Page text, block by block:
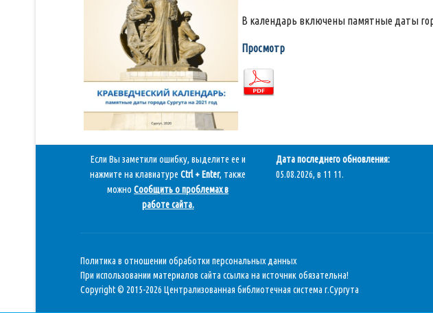
В календарь включены памятные даты
Просмотр
Если Вы заметили ошибку, выделите ее и
нажмите на клавиатуре Ctrl + Enter, также
можно Сообщить о проблемах в
работе сайта.
Дата последнего обновления:
05.08.2026, в 11 11.
Политика в отношении обработки персональных данных
При использовании материалов сайта ссылка на источник обязательна!
Copyright © 2015-2026 Централизованная библиотечная система г.Сургута